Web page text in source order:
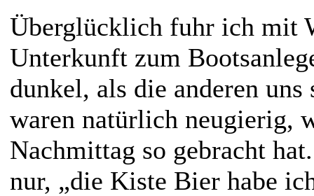
Überglücklich fuhr ich mit
Unterkunft zum
dunkel, als die anderen
waren natürlich neugierig,
Nachmittag so gebracht
nur, „die Kiste Bier habe